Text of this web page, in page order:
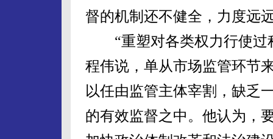
督的机制还不健全，力度远
“重塑对各类权力行使过
程伟说，单从市场监管环节
以任由监管主体宰割，缺乏
的有效监督之中。他认为，